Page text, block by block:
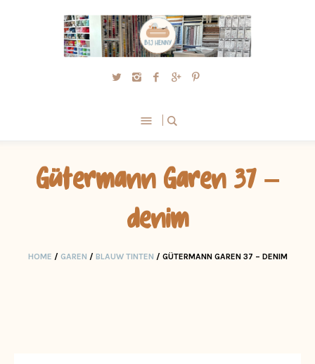
Gütermann Garen 37 –
denim
HOME / GAREN / BLAUW TINTEN / GÜTERMANN GAREN 37 – DENIM